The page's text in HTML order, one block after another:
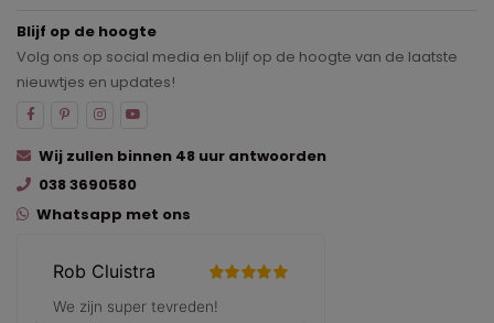
Blijf op de hoogte
Volg ons op social media en blijf op de hoogte van de laatste
nieuwtjes en updates!
Wij zullen binnen 48 uur antwoorden
038 3690580
Whatsapp met ons